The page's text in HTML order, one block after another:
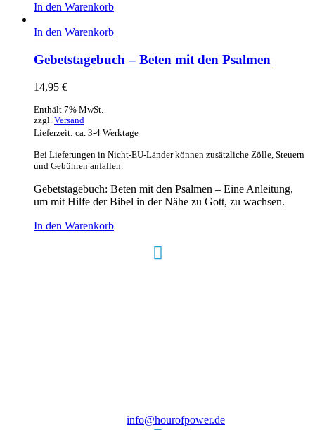
In den Warenkorb
In den Warenkorb
Gebetstagebuch – Beten mit den Psalmen
14,95 €
Enthält 7% MwSt.
zzgl. Versand
Lieferzeit: ca. 3-4 Werktage
Bei Lieferungen in Nicht-EU-Länder können zusätzliche Zölle, Steuern
und Gebühren anfallen.
Gebetstagebuch: Beten mit den Psalmen – Eine Anleitung,
um mit Hilfe der Bibel in der Nähe zu Gott, zu wachsen.
In den Warenkorb
info@hourofpower.de